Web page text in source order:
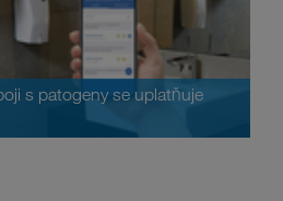
s patogeny se uplatňuje